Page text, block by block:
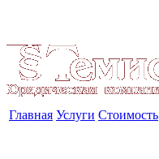
Главная Услуги Стоимость